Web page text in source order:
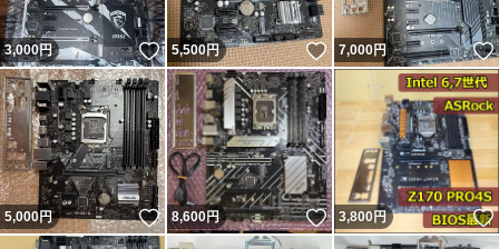
3,000円 いいね！
5,500円 いいね！
7,000円
5,000円 いいね！
8,600円 いいね！
3,800円